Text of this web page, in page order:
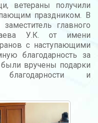
ветераны получили
праздником. В
главного
У.К. от имени
с наступающими
благодарность за
вручены подарки
и